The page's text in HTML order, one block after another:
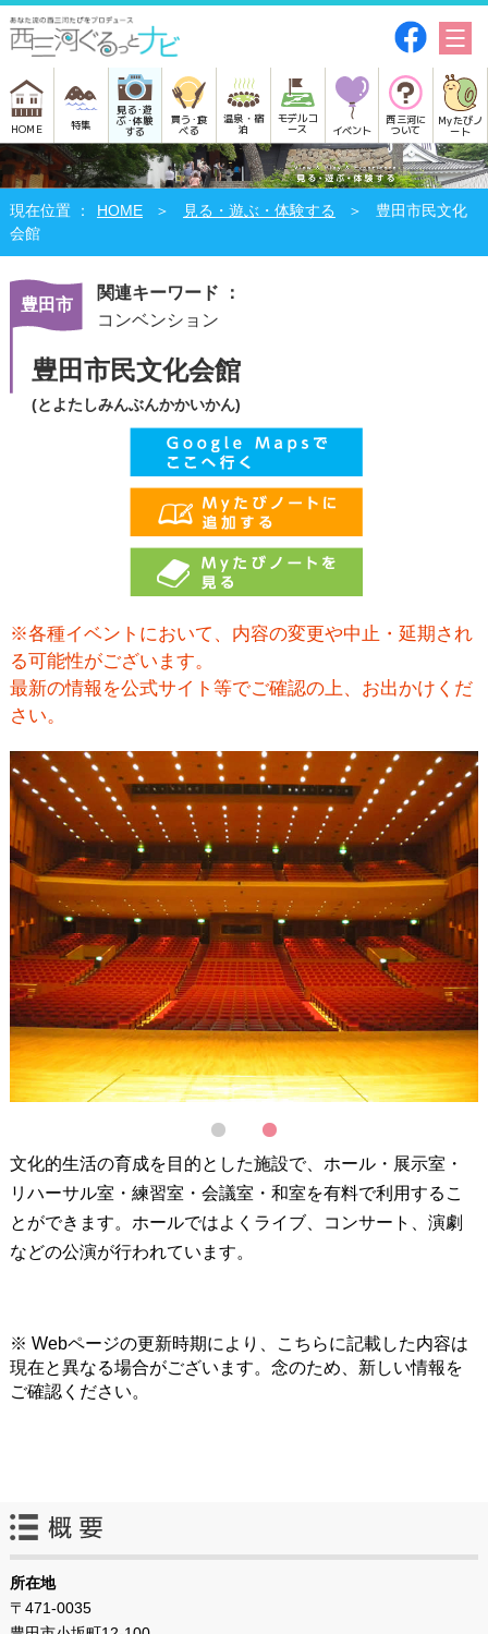
HOME 特集
見る･遊
ぶ･体験
する
買う･食
べる
温泉・宿
泊
モデルコ
ース イベント
西三河に
ついて
Myたびノ
ート
HOME 見る・遊ぶ・体験する
豊田市民文化
会館
豊田市
関連キーワード ：
コンベンション
豊田市民文化会館
(とよたしみんぶんかかいかん)
※各種イベントにおいて、内容の変更や中止・延期され
る可能性がございます。
最新の情報を公式サイト等でご確認の上、お出かけくだ
さい。
2
文化的生活の育成を目的とした施設で、ホール・展示室・
リハーサル室・練習室・会議室・和室を有料で利用するこ
とができます。ホールではよくライブ、コンサート、演劇
などの公演が行われています。
※ Webページの更新時期により、こちらに記載した内容は
現在と異なる場合がございます。念のため、新しい情報を
ご確認ください。
所在地
〒471-0035